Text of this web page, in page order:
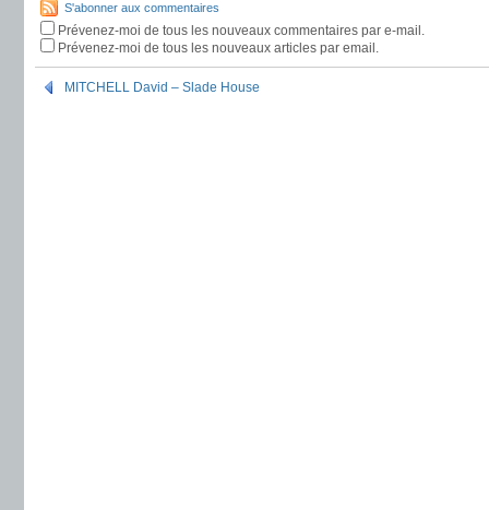
S'abonner aux commentaires
Prévenez-moi de tous les nouveaux commentaires par e-mail.
Prévenez-moi de tous les nouveaux articles par email.
MITCHELL David – Slade House